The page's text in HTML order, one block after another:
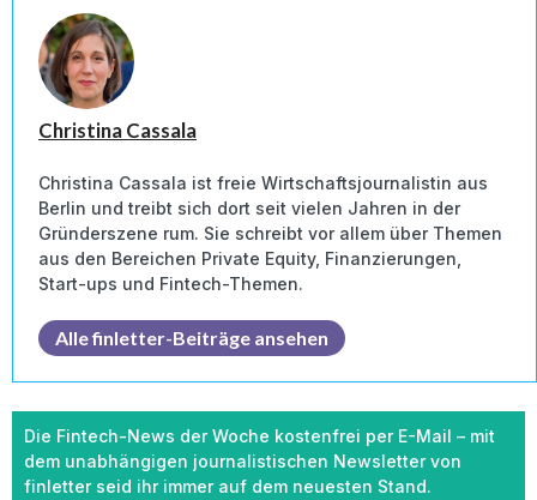
Die Fintech-News der Woche kostenfrei per E-Mail – mit
dem unabhängigen journalistischen Newsletter von
finletter seid ihr immer auf dem neuesten Stand.
Christina Cassala
Christina Cassala ist freie Wirtschaftsjournalistin aus
Berlin und treibt sich dort seit vielen Jahren in der
Gründerszene rum. Sie schreibt vor allem über Themen
aus den Bereichen Private Equity, Finanzierungen,
Start-ups und Fintech-Themen.
Alle finletter-Beiträge ansehen